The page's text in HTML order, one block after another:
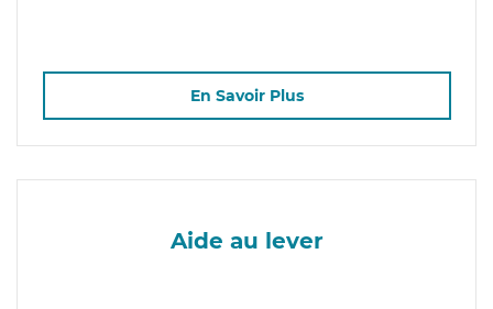
En Savoir Plus
Aide au lever